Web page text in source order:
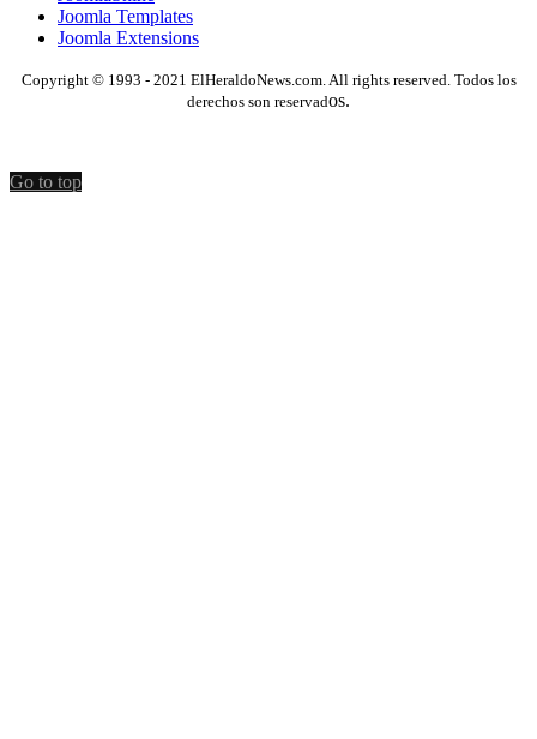
Joomla Templates
Joomla Extensions
Copyright © 1993 - 2021 ElHeraldoNews.com. All rights reserved. Todos los
derechos son reservados.
Go to top